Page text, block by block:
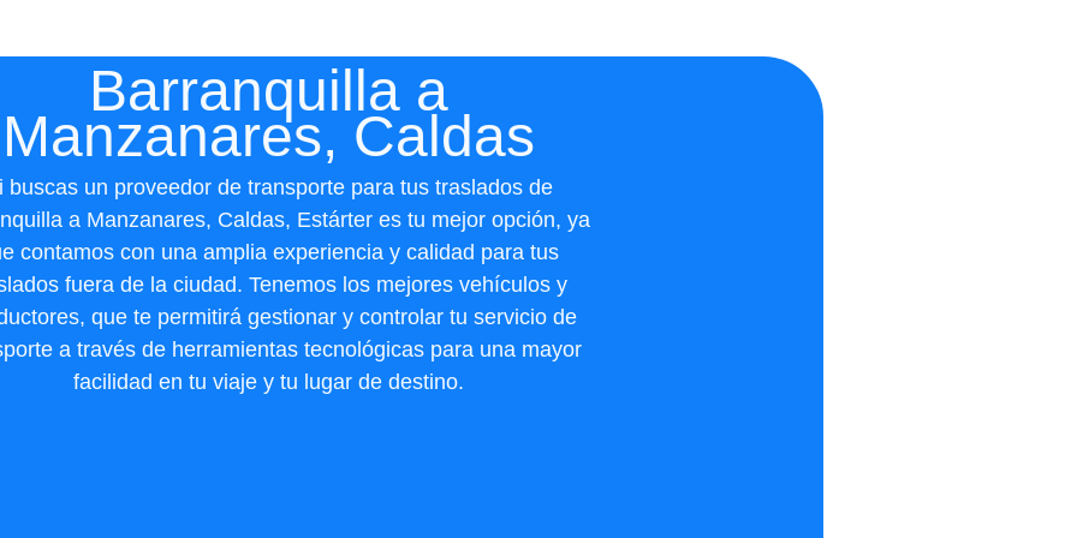
Barranquilla a
Manzanares, Caldas
buscas un proveedor de transporte para tus traslados de
a Manzanares, Caldas, Estárter es tu mejor opción, ya
contamos con una amplia experiencia y calidad para tus
fuera de la ciudad. Tenemos los mejores vehículos y
que te permitirá gestionar y controlar tu servicio de
a través de herramientas tecnológicas para una mayor
facilidad en tu viaje y tu lugar de destino.